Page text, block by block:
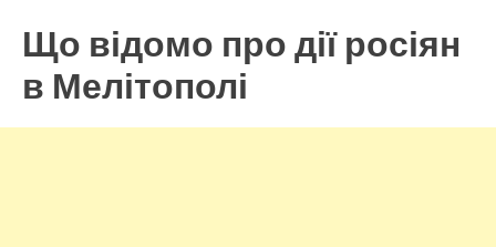
Що відомо про дії росіян
в Мелітополі